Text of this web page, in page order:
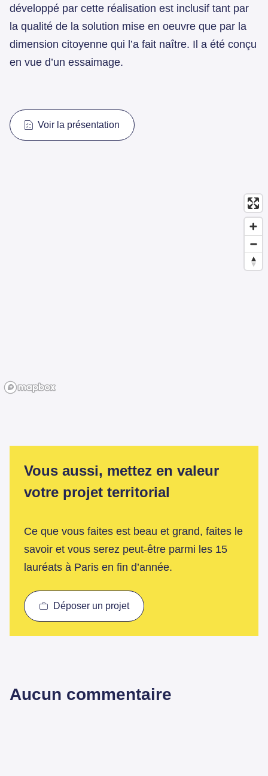
développé par cette réalisation est inclusif tant par
la qualité de la solution mise en oeuvre que par la
dimension citoyenne qui l’a fait naître. Il a été conçu
en vue d’un essaimage.
Voir la présentation
Vous aussi, mettez en valeur
votre projet territorial
Ce que vous faites est beau et grand, faites le
savoir et vous serez peut-être parmi les 15
lauréats à Paris en fin d’année.
Déposer un projet
Aucun commentaire